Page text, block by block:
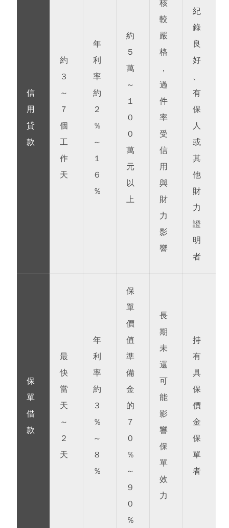
信
用
貸
款
約
3
～
7
個
工
作
天
年
利
率
約
2
%
～
1
6
%
約
5
萬
～
1
0
0
萬
元
以
上
核
較
嚴
格
，
過
件
率
受
信
用
與
財
力
影
響
紀
錄
良
好
、
有
保
人
或
其
他
財
力
證
明
者
保
單
借
款
最
快
當
天
～
2
天
年
利
率
約
3
%
～
8
%
保
單
價
值
準
備
金
的
7
0
%
～
9
0
%
長
期
未
還
可
能
影
響
保
單
效
力
持
有
具
保
價
金
保
單
者